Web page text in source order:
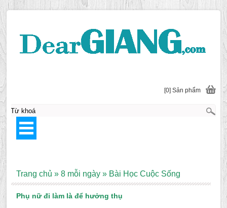
Phụ nữ đi làm là để hưởng thụ
Trang chủ » 8 mỗi ngày » Bài Học Cuộc Sống
[0] Sản phẩm